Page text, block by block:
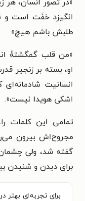
«در تصور انسان، هر
انگیزد خفَت است و
طلبش باشم هیچ»
«من قلب گمگشتۀ
او، بسته بر زنجیر
انسانیت
اشکی هویدا نیست».
تمامی این کلمات
مجروح‌اش بیرون
گفته شد، ولی
برای دیدن و شنیدن
برای تجربه‌ای بهتر